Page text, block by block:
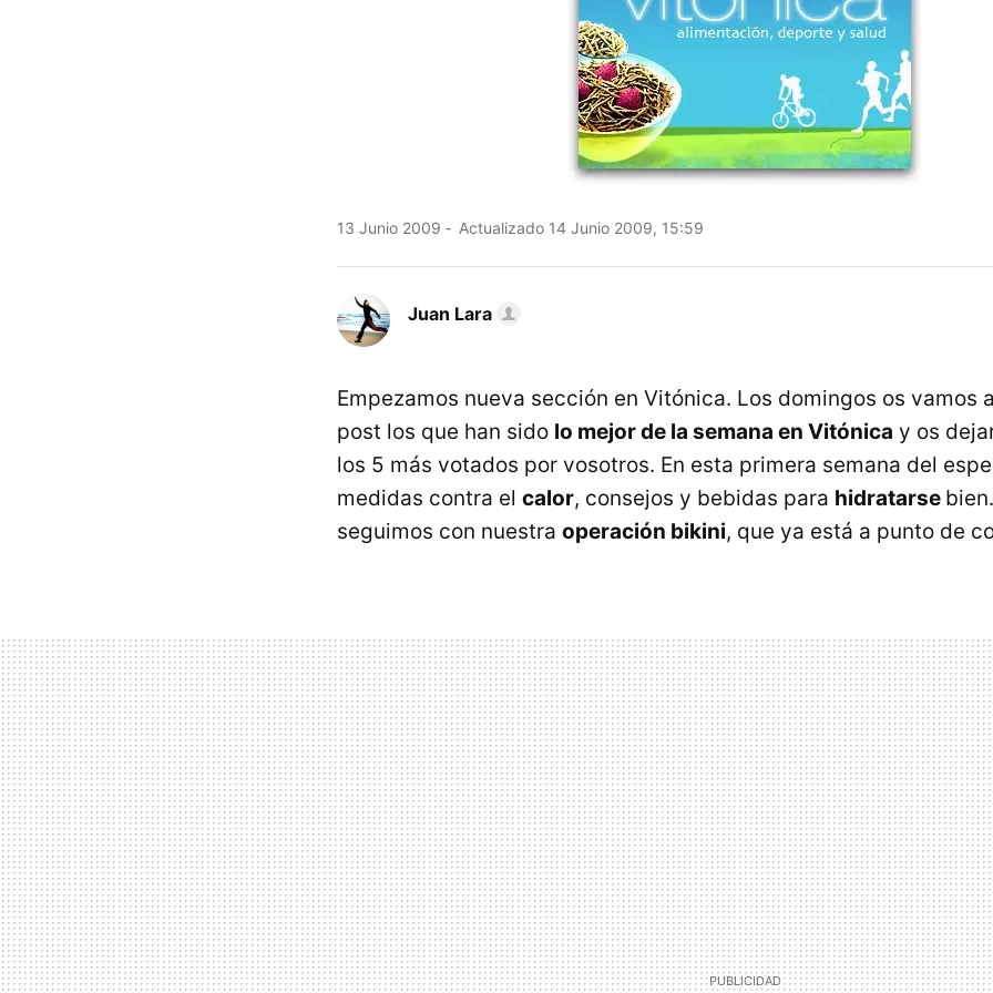
13 Junio 2009 Actualizado 14 Junio 2009, 15:59
Juan Lara
Empezamos nueva sección en Vitónica. Los domingos os vamos
post los que han sido lo mejor de la semana en Vitónica y os
los 5 más votados por vosotros. En esta primera semana del
medidas contra el calor, consejos y bebidas para hidratarse
seguimos con nuestra operación bikini, que ya está a punto de